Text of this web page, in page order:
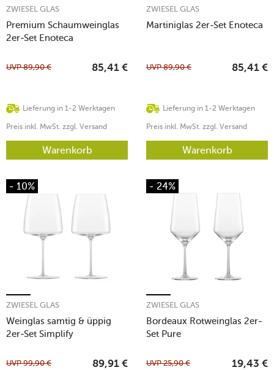
Premium Schaumweinglas
2er-Set Enoteca
ZWIESEL GLAS
Lieferung in 1-2 Werktagen
UVP89,90 € 85,41 €
Preis inkl. MwSt. zzgl. Versand
Warenkorb
Martiniglas 2er-Set Enoteca
ZWIESEL GLAS
Lieferung in 1-2 Werktagen
UVP89,90 € 85,41 €
Preis inkl. MwSt. zzgl. Versand
Warenkorb
- 10%
Weinglas samtig & üppig
2er-Set Simplify
ZWIESEL GLAS
UVP99,90 € 89,91 €
- 24%
Bordeaux Rotweinglas 2er-
Set Pure
ZWIESEL GLAS
UVP25,90 € 19,43 €